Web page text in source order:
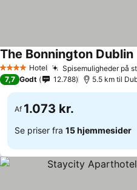
4 StjernerHotel Spisemuligheder på
The Bonnington Dublin
7,7 Godt 12.788 5.5 km til
Af 1.073 kr.
Se priser fra 15 hjemmesider